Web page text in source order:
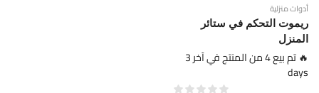
أدوات منزلية
ريموت التحكم في ستائر
المنزل
🔥 تم بيع 4 من المنتج في آخر 3
days